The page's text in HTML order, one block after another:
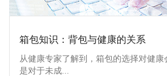
箱包知识：背包与健康的关系
从健康专家了解到，箱包的选择对健
是对于未成...